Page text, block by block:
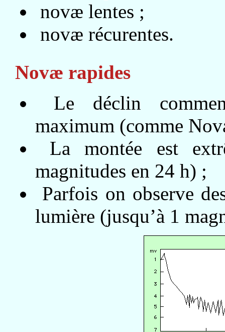
novæ lentes ;
novæ récurentes.
Novæ rapides
Le déclin
maximum (comme
La montée est
magnitudes en 24 h) ;
Parfois on observe
lumière (jusqu’à 1